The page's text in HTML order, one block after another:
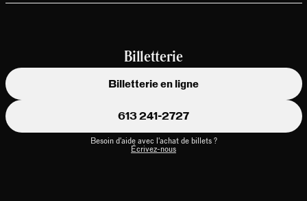
Billetterie
Billetterie en ligne
613 241-2727
Besoin d'aide avec l'achat de billets ?
Écrivez-nous